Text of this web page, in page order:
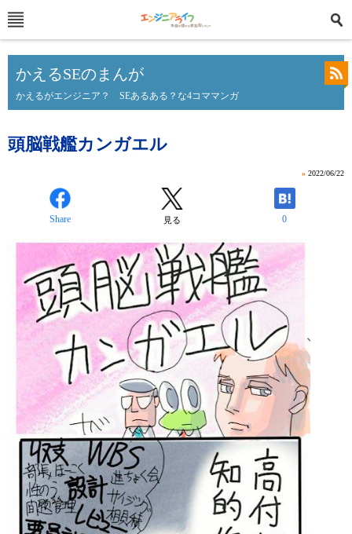
かえるSEのまんが
かえるがエンジニア？ SEあるある？な4コママンガ
頭脳戦艦カンガエル
» 2022/06/22
Share 見る 0